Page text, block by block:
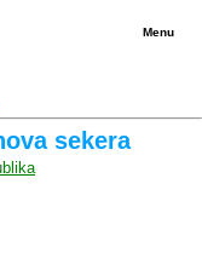
Menu
sekera